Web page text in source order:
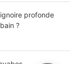
profonde
?